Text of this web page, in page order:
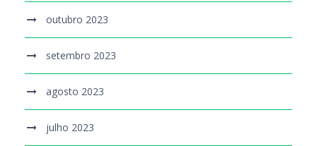
outubro 2023
setembro 2023
agosto 2023
julho 2023